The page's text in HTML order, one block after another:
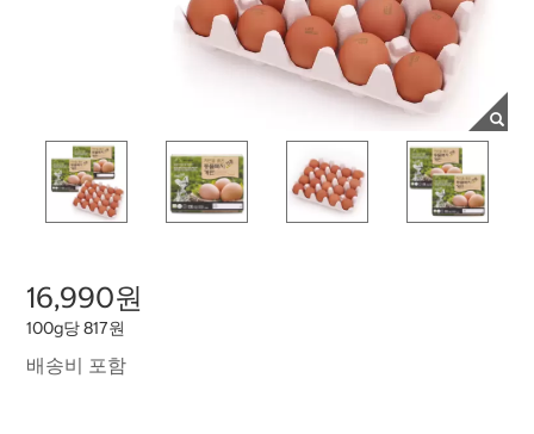
16,990원
100g당 817원
배송비 포함